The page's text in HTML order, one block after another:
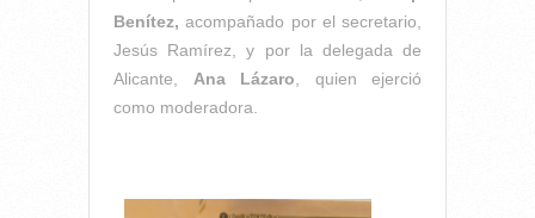
Benítez, acompañado por el secretario,
Jesús Ramírez, y por la delegada de
Alicante, Ana Lázaro , quien ejerció
como moderadora.